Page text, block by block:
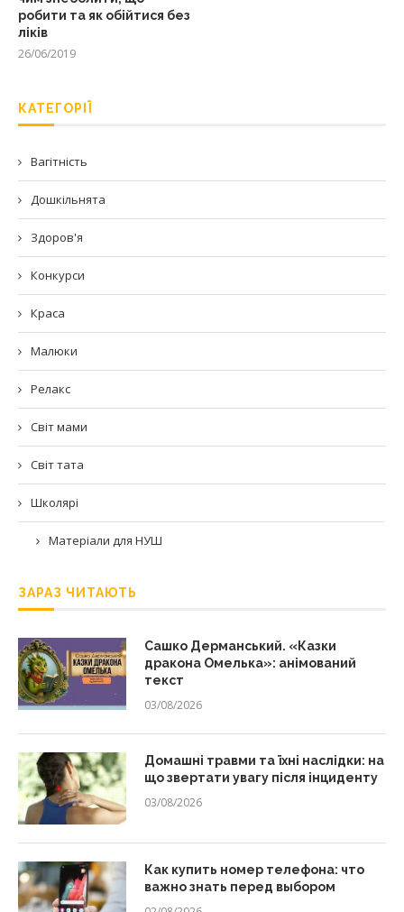
робити та як обійтися без
ліків
26/06/2019
КАТЕГОРІЇ
Вагітність
Дошкільнята
Здоров'я
Конкурси
Краса
Малюки
Релакс
Світ мами
Світ тата
Школярі
Матеріали для НУШ
ЗАРАЗ ЧИТАЮТЬ
Сашко Дерманський. «Казки
дракона Омелька»: анімований
текст
03/08/2026
Домашні травми та їхні наслідки: на
що звертати увагу після інциденту
03/08/2026
Как купить номер телефона: что
важно знать перед выбором